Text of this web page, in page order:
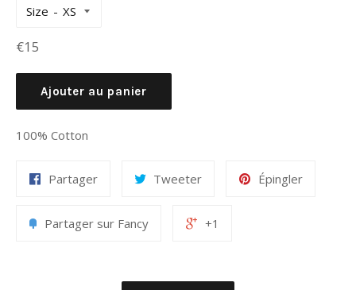
Size
Prix
€15
Ajouter au panier
100% Cotton
Partager Tweeter Épingler
Partager sur Fancy +1